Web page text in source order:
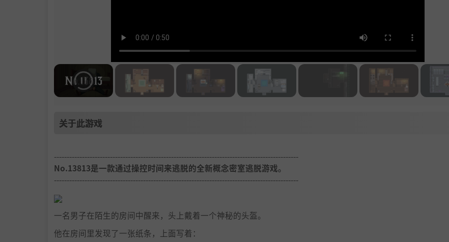
关于此游戏
------------------------------------------------------------------------------------------------
No.13813是一款通过操控时间来逃脱的全新概念密室逃脱游戏。
------------------------------------------------------------------------------------------------
一名男子在陌生的房间中醒来，头上戴着一个神秘的头盔。
他在房间里发现了一张纸条，上面写着：